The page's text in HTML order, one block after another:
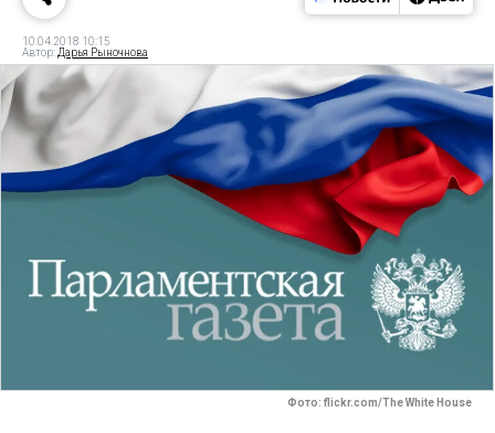
10.04.2018 10:15
Автор: Дарья Рыночнова
Фото: flickr.com/The White House